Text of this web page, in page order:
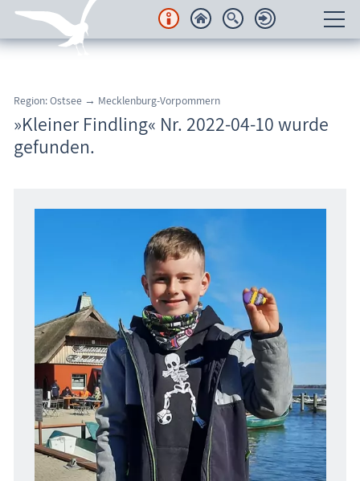
Regionales
Urlaubsorte
Veranstaltungen
Blog
Region: Ostsee → Mecklenburg-Vorpommern
»Kleiner Findling« Nr. 2022-04-10 wurde
gefunden.